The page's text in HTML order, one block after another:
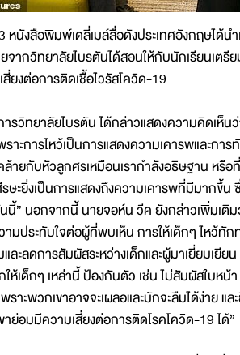
นังสือพิมพ์เดลี่เมล์สื่อดังประเทศอังกฤษได้น
ยจากวิทยาลัยไบรตันได้สอนให้กับนักเรียนเ
ยงต่อการติดเชื้อไวรัสโควิด-19
วิทยาลัยไบรตัน ได้กล่าวแสดงความคิดเห็น
ะการไหว้เป็นการแสดงความเคารพและกา
ายกับหัวลูกศรเหมือนเรากำลังอธิษฐาน หรื
ะยิ่งเป็นการแสดงถึงความเคารพที่มีมากขึ้น
” นอกจากนี้ นายจอห์น วีค ยังกล่าวเพิ่มเติม
มประทับใจต่อผู้ที่พบเห็น การให้เด็กๆ ไหว้ทัก
ละลดการสัมผัสระหว่างเด็กและผู้มาเยี่ยมเยีย
ให้เด็กๆ เหล่านี้ ป้องกันตัว เช่น ไม่สัมผัสใบห
พราะพวกเขาอาจจะเผลอและมักจะลืมได้ง่า
ย่อมมีความเสี่ยงต่อการติดโรคโควิด-19 ได้”